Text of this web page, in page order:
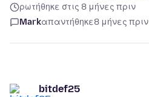
ρωτήθηκε στις 8 μήνες πριν
Markαπαντήθηκε8 μήνες πριν
bitdef25